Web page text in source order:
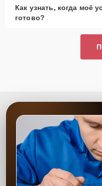
Как узнать, когда моё
готово?